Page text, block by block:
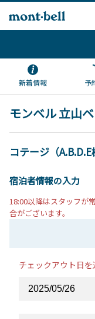
新着情報 予
モンベル 立山
コテージ（A.B.D.E
宿泊者情報の入力
18:00以降はスタッフが
合がございます。
チェックアウト日を